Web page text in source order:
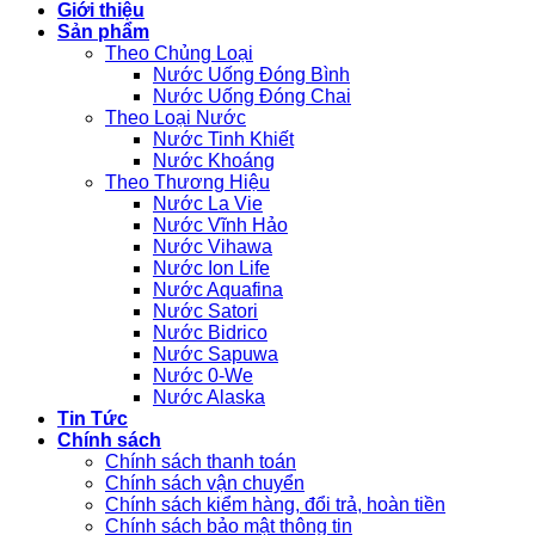
Giới thiệu
Sản phẩm
Theo Chủng Loại
Nước Uống Đóng Bình
Nước Uống Đóng Chai
Theo Loại Nước
Nước Tinh Khiết
Nước Khoáng
Theo Thương Hiệu
Nước La Vie
Nước Vĩnh Hảo
Nước Vihawa
Nước Ion Life
Nước Aquafina
Nước Satori
Nước Bidrico
Nước Sapuwa
Nước 0-We
Nước Alaska
Tin Tức
Chính sách
Chính sách thanh toán
Chính sách vận chuyển
Chính sách kiểm hàng, đổi trả, hoàn tiền
Chính sách bảo mật thông tin